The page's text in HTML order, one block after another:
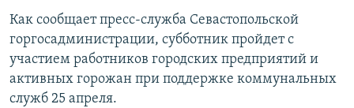
Как сообщает пресс-служба Севастопольской
горгосадминистрации, субботник пройдет с
участием работников городских предприятий и
активных горожан при поддержке коммунальных
служб 25 апреля.